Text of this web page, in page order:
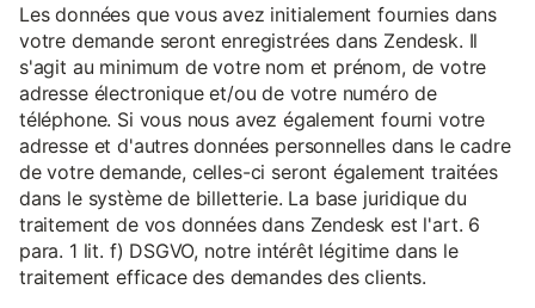
Les données que vous avez initialement fournies dans
votre demande seront enregistrées dans Zendesk. Il
s'agit au minimum de votre nom et prénom, de votre
adresse électronique et/ou de votre numéro de
téléphone. Si vous nous avez également fourni votre
adresse et d'autres données personnelles dans le cadre
de votre demande, celles-ci seront également traitées
dans le système de billetterie. La base juridique du
traitement de vos données dans Zendesk est l'art. 6
para. 1 lit. f) DSGVO, notre intérêt légitime dans le
traitement efficace des demandes des clients.